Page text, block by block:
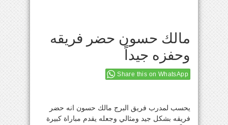
مالك حسون حضر فريقه
وحفزه جيداً
Share this on WhatsApp
يحسب لمدرب فريق البرج مالك حسون انه حضر
فريقه بشكل جيد ومثالي وجعله يقدم مباراة كبيرة